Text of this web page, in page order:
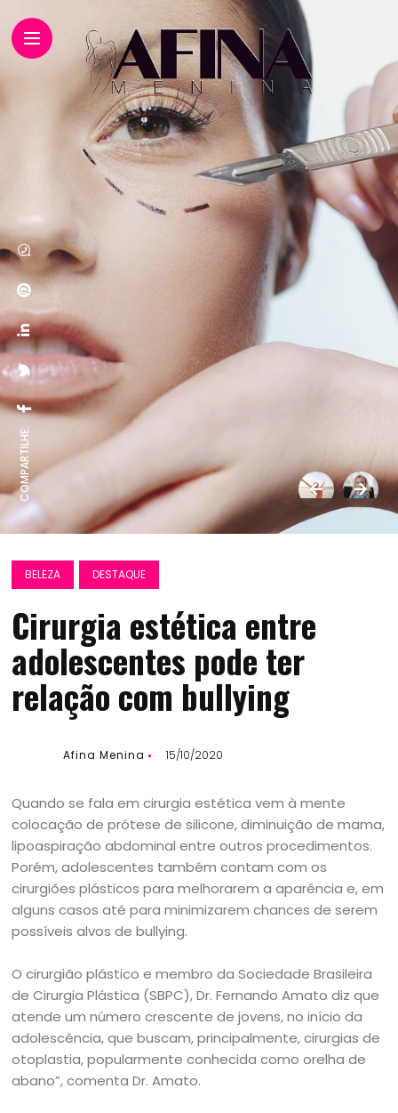
COMPARTILHE:
BELEZA DESTAQUE
Cirurgia estética entre
adolescentes pode ter
relação com bullying
Afina Menina 15/10/2020
Quando se fala em cirurgia estética vem à mente
colocação de prótese de silicone, diminuição de mama,
lipoaspiração abdominal entre outros procedimentos.
Porém, adolescentes também contam com os
cirurgiões plásticos para melhorarem a aparência e, em
alguns casos até para minimizarem chances de serem
possíveis alvos de bullying.
O cirurgião plástico e membro da Sociedade Brasileira
de Cirurgia Plástica (SBPC), Dr. Fernando Amato diz que
atende um número crescente de jovens, no início da
adolescência, que buscam, principalmente, cirurgias de
otoplastia, popularmente conhecida como orelha de
abano”, comenta Dr. Amato.